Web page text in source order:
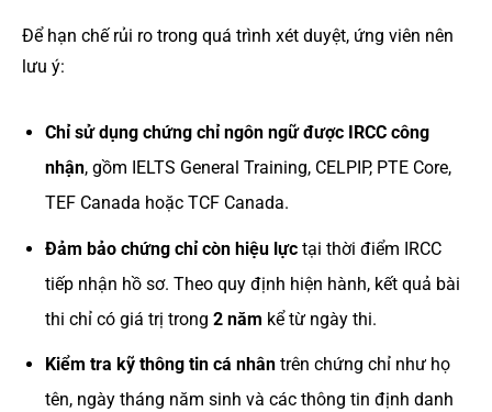
Để hạn chế rủi ro trong quá trình xét duyệt, ứng viên nên
lưu ý:
Chỉ sử dụng chứng chỉ ngôn ngữ được IRCC công
nhận, gồm IELTS General Training, CELPIP, PTE Core,
TEF Canada hoặc TCF Canada.
Đảm bảo chứng chỉ còn hiệu lựctại thời điểm IRCC
tiếp nhận hồ sơ. Theo quy định hiện hành, kết quả bài
thi chỉ có giá trị trong 2 năm kể từ ngày thi.
Kiểm tra kỹ thông tin cá nhântrên chứng chỉ như họ
tên, ngày tháng năm sinh và các thông tin định danh